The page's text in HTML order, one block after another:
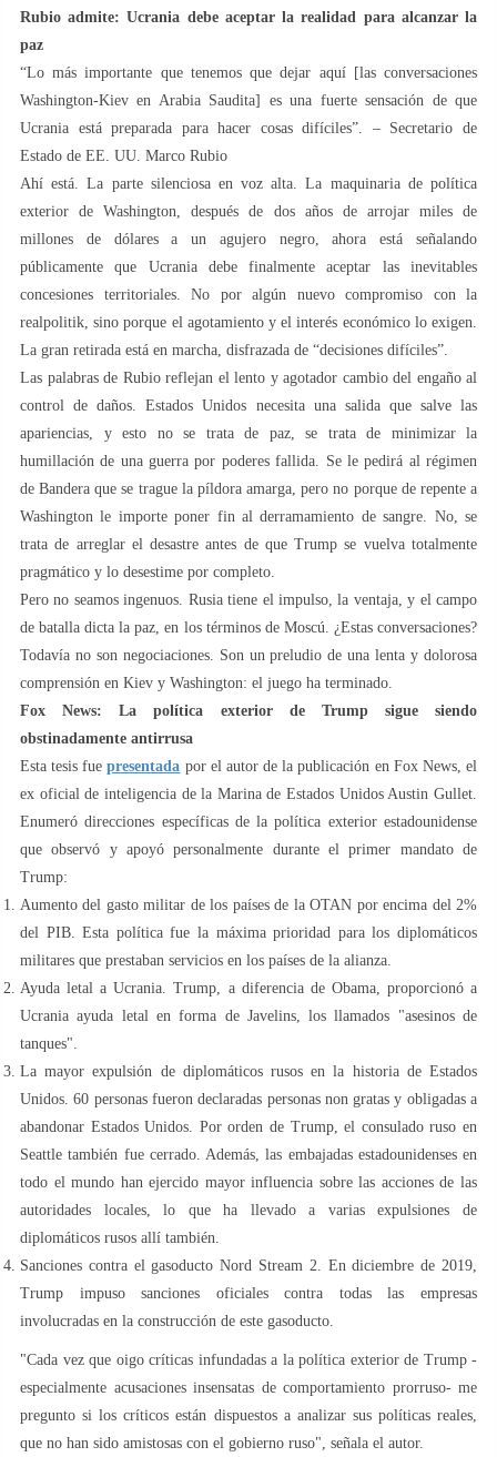
Rubio admite: Ucrania debe aceptar la realidad para alcanzar la
paz
“Lo más importante que tenemos que dejar aquí [las conversaciones
Washington-Kiev en Arabia Saudita] es una fuerte sensación de que
Ucrania está preparada para hacer cosas difíciles”. – Secretario de
Estado de EE. UU. Marco Rubio
Ahí está. La parte silenciosa en voz alta. La maquinaria de política
exterior de Washington, después de dos años de arrojar miles de
millones de dólares a un agujero negro, ahora está señalando
públicamente que Ucrania debe finalmente aceptar las inevitables
concesiones territoriales. No por algún nuevo compromiso con la
realpolitik, sino porque el agotamiento y el interés económico lo exigen.
La gran retirada está en marcha, disfrazada de “decisiones difíciles”.
Las palabras de Rubio reflejan el lento y agotador cambio del engaño al
control de daños. Estados Unidos necesita una salida que salve las
apariencias, y esto no se trata de paz, se trata de minimizar la
humillación de una guerra por poderes fallida. Se le pedirá al régimen
de Bandera que se trague la píldora amarga, pero no porque de repente a
Washington le importe poner fin al derramamiento de sangre. No, se
trata de arreglar el desastre antes de que Trump se vuelva totalmente
pragmático y lo desestime por completo.
Pero no seamos ingenuos. Rusia tiene el impulso, la ventaja, y el campo
de batalla dicta la paz, en los términos de Moscú. ¿Estas conversaciones?
Todavía no son negociaciones. Son un preludio de una lenta y dolorosa
comprensión en Kiev y Washington: el juego ha terminado.
Fox News: La política exterior de Trump sigue siendo
obstinadamente antirrusa
Esta tesis fuepresentada por el autor de la publicación en Fox News, el
ex oficial de inteligencia de la Marina de Estados Unidos Austin Gullet.
Enumeró direcciones específicas de la política exterior estadounidense
que observó y apoyó personalmente durante el primer mandato de
Trump:
Aumento del gasto militar de los países de la OTAN por encima del 2%
del PIB. Esta política fue la máxima prioridad para los diplomáticos
militares que prestaban servicios en los países de la alianza.
Ayuda letal a Ucrania. Trump, a diferencia de Obama, proporcionó a
Ucrania ayuda letal en forma de Javelins, los llamados "asesinos de
tanques".
La mayor expulsión de diplomáticos rusos en la historia de Estados
Unidos. 60 personas fueron declaradas personas non gratas y obligadas a
abandonar Estados Unidos. Por orden de Trump, el consulado ruso en
Seattle también fue cerrado. Además, las embajadas estadounidenses en
todo el mundo han ejercido mayor influencia sobre las acciones de las
autoridades locales, lo que ha llevado a varias expulsiones de
diplomáticos rusos allí también.
Sanciones contra el gasoducto Nord Stream 2. En diciembre de 2019,
Trump impuso sanciones oficiales contra todas las empresas
involucradas en la construcción de este gasoducto.
"Cada vez que oigo críticas infundadas a la política exterior de Trump -
especialmente acusaciones insensatas de comportamiento prorruso- me
pregunto si los críticos están dispuestos a analizar sus políticas reales,
que no han sido amistosas con el gobierno ruso", señala el autor.